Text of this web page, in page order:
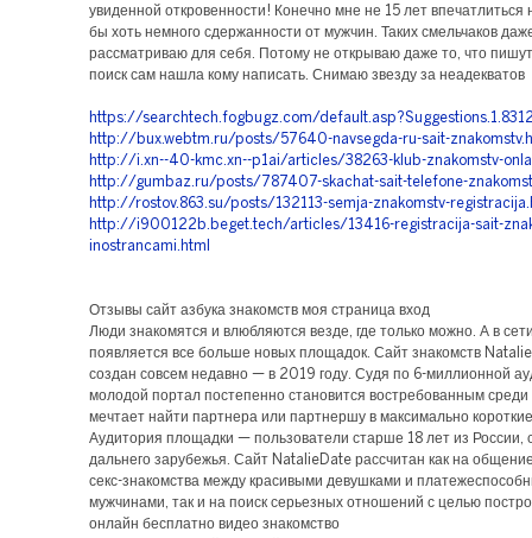
увиденной откровенности! Конечно мне не 15 лет впечатлиться
бы хоть немного сдержанности от мужчин. Таких смельчаков
рассматриваю для себя. Потому не открываю даже то, что
поиск сам нашла кому написать. Снимаю звезду за неадекватов
https://searchtech.fogbugz.com/
http://bux.webtm.ru/posts/57640-navsegda-ru-sait-
http://i.xn--40-kmc.xn--p1ai/articles/38263-klub-znakomstv-
http://gumbaz.ru/posts/787407-skachat-sait-telefone-
http://rostov.863.su/posts/132113-semja-znakomstv-
http://i900122b.beget.tech/articles/13416-registracija-sait-
inostrancami.html
Отзывы сайт азбука знакомств моя страница вход
Люди знакомятся и влюбляются везде, где только можно. А в
появляется все больше новых площадок. Сайт знакомств
создан совсем недавно — в 2019 году. Судя по 6-миллионной
молодой портал постепенно становится востребованным среди
мечтает найти партнера или партнершу в максимально
Аудитория площадки — пользователи старше 18 лет из России,
дальнего зарубежья. Сайт NatalieDate рассчитан как на
секс-знакомства между красивыми девушками и
мужчинами, так и на поиск серьезных отношений с целью
онлайн бесплатно видео знакомство